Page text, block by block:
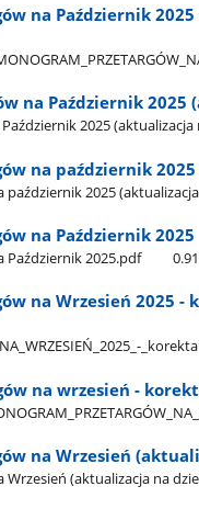
na Październik
na Październik 2025
2025 (aktualizacja
na październik
2025
na Październik 2025
2025.pdf
na Wrzesień 2025
na wrzesień -
na Wrzesień
(aktualizacja na